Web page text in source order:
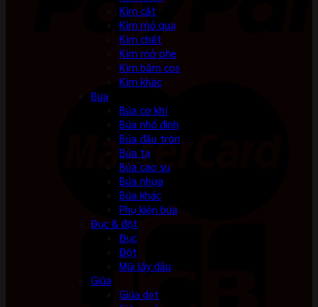
Kìm cắt
Kìm mỏ quạ
Kìm chết
Kìm mở phe
Kìm bấm cos
Kìm khác
Búa
Búa cơ khí
Búa nhổ đinh
Búa đầu tròn
Búa tạ
Búa cao su
Búa nhựa
Búa khác
Phụ kiện búa
Đục & đột
Đục
Đột
Mũi lấy dấu
Giũa
Giũa dẹt